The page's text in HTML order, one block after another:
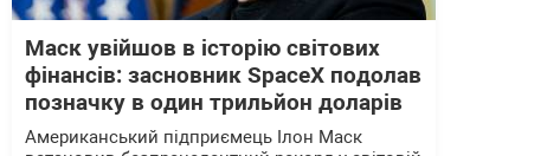
Маск увійшов в історію світових
фінансів: засновник SpaceX подолав
позначку в один трильйон доларів
Американський підприємець Ілон Маск